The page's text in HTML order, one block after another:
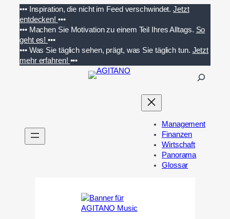
Inhalt
springen
••• Inspiration, die nicht im Feed verschwindet. Jetzt
entdecken! •••
••• Machen Sie Motivation zu einem Teil Ihres Alltags. So
geht es!•••
••• Was Sie täglich sehen, prägt, was Sie täglich tun. Jetzt
mehr erfahren! •••
n
Management
Finanzen
Wirtschaft
Panorama
Glossar